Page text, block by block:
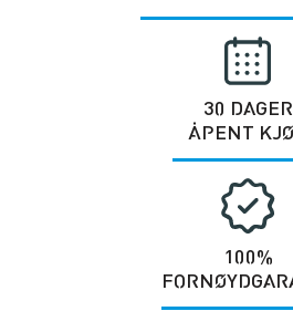
30 DAGER
ÅPENT
100%